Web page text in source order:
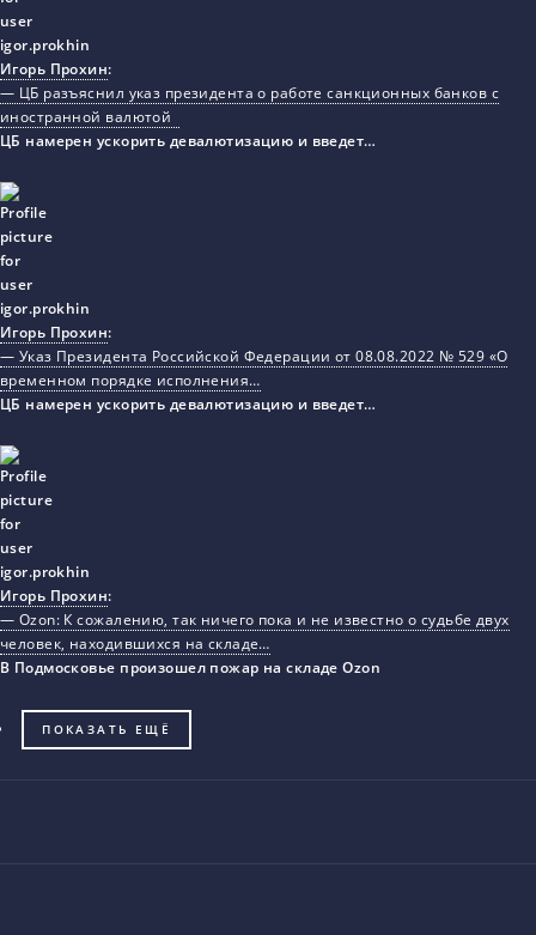
Игорь Прохин:
— ЦБ разъяснил указ президента о работе санкционных банков с
иностранной валютой
ЦБ намерен ускорить девалютизацию и введет…
Игорь Прохин:
— Указ Президента Российской Федерации от 08.08.2022 № 529 «О
временном порядке исполнения…
ЦБ намерен ускорить девалютизацию и введет…
Игорь Прохин:
— Ozon: К сожалению, так ничего пока и не известно о судьбе двух
человек, находившихся на складе…
В Подмосковье произошел пожар на складе Ozon
ПОКАЗАТЬ ЕЩЁ